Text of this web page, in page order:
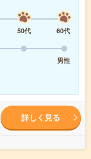
50代
60代
男性
詳しく見る